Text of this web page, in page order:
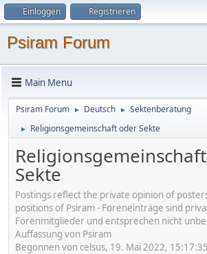
Einloggen Registrieren
Psiram Forum
Main Menu
Psiram Forum ► Deutsch ► Sektenberatung
► Religionsgemeinschaft oder Sekte
Sekte
Postings reflect the private opinion of
positions of Psiram - Foreneinträge sind
Forenmitglieder und entsprechen nicht
Auffassung von Psiram
Begonnen von celsus, 19. Mai 2022, 15:17:35